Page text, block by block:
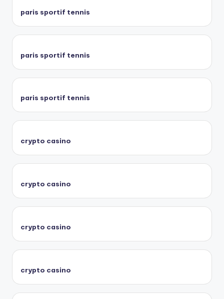
paris sportif tennis
paris sportif tennis
paris sportif tennis
crypto casino
crypto casino
crypto casino
crypto casino